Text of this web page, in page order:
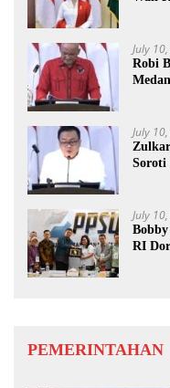
July
Robi
July
Soroti
July
RI
PEMERINTAHAN